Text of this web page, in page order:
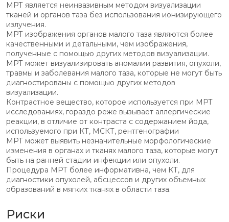
МРТ является неинвазивным методом визуализации
тканей и органов таза без использования ионизирующего
излучения.
МРТ изображения органов малого таза являются более
качественными и детальными, чем изображения,
полученные с помощью других методов визуализации.
МРТ может визуализировать аномалии развития, опухоли,
травмы и заболевания малого таза, которые не могут быть
диагностированы с помощью других методов
визуализации.
Контрастное вещество, которое используется при МРТ
исследованиях, гораздо реже вызывает аллергические
реакции, в отличие от контраста с содержанием йода,
используемого при КТ, МСКТ, рентгенографии
МРТ может выявить незначительные морфологические
изменения в органах и тканях малого таза, которые могут
быть на ранней стадии инфекции или опухоли.
Процедура МРТ более информативна, чем КТ, для
диагностики опухолей, абсцессов и других объемных
образований в мягких тканях в области таза.
Риски